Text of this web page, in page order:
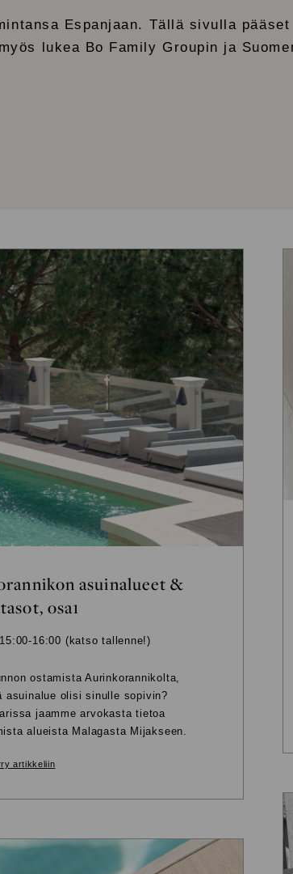
Espanjaan. Tällä sivulla
myös lukea Bo Family Groupin ja
asuinalueet &
osa1
16:00 (katso tallenne!)
ostamista Aurinkorannikolta,
asuinalue olisi sinulle sopivin?
jaamme arvokasta tietoa
alueista Malagasta Mijakseen.
artikkeliin